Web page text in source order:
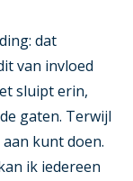
dat
van invloed
sluipt erin,
gaten. Terwijl
kunt doen.
ik iedereen